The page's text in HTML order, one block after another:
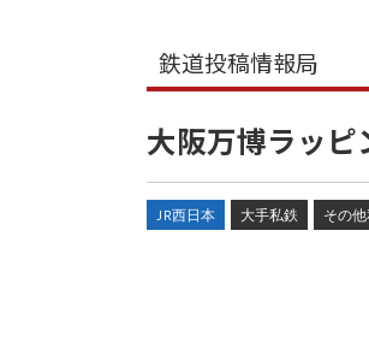
鉄道投稿情報局
大阪万博ラッピ
JR西日本 大手私鉄 その